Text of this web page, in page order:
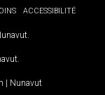
ACCESSIBILITÉ
| Nunavut